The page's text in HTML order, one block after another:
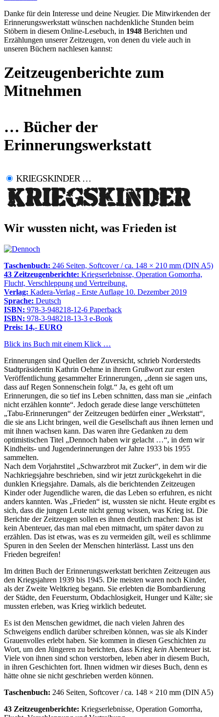
Danke für dein Interesse und deine Neugier. Die Mitwirkenden der
Erinnerungswerkstatt wünschen nachdenkliche Stunden beim
Stöbern in diesem Online-Lesebuch, in 1948 Berichten und
Erzählungen unserer Zeitzeugen, von denen du viele auch in
unseren Büchern nachlesen kannst:
Zeitzeugenberichte zum
Mitnehmen
… Bücher der
Erinnerungswerkstatt
KRIEGSKINDER …
Wir wussten nicht, was Frieden ist
Taschenbuch: 246 Seiten, Softcover / ca. 148 × 210 mm (DIN A5)
43 Zeitzeugenberichte: Kriegserlebnisse, Operation Gomorrha,
Flucht, Verschleppung und Vertreibung.
Verlag: Kadera-Verlag - Erste Auflage 10. Dezember 2019
Sprache: Deutsch
ISBN: 978-3-948218-12-6 Paperback
ISBN: 978-3-948218-13-3 e-Book
Preis: 14,- EURO
Blick ins Buch mit einem Klick …
Erinnerungen sind Quellen der Zuversicht, schrieb Norderstedts
Stadtpräsidentin Kathrin Oehme in ihrem Grußwort zur ersten
Veröffentlichung gesammelter Erinnerungen,
denn sie sagen uns,
dass auf Regen Sonnenschein folgt.
Ja, es geht oft um
Erinnerungen, die so tief ins Leben schnitten, dass man sie
einfach
nicht erzählen konnte . Jedoch gerade diese lange verschütteten
Tabu-Erinnerungen
der Zeitzeugen bedürfen einer Werkstatt ,
die sie ans Licht bringen, weil die Gesellschaft aus ihnen lernen und
mit ihnen wachsen kann. Das waren ihre Gedanken zu dem
optimistischen Titel
Dennoch haben wir gelacht … , in dem wir
Kindheits- und Jugenderinnerungen der Jahre 1933 bis 1955
sammelten.
Nach dem Vorjahrstitel
Schwarzbrot mit Zucker , in dem wir die
Nachkriegsjahre beschrieben, sind wir jetzt zurückgekehrt in die
dunklen Kriegsjahre. Damals, als die berichtenden Zeitzeugen
Kinder oder Jugendliche waren, die das Leben so erfuhren, es nicht
anders kannten. Was
Frieden
ist, wussten sie nicht. Heute ergibt es
sich, dass die jungen Leute nicht genug wissen, was Krieg ist. Die
Berichte der Zeitzeugen sollen es ihnen deutlich machen: Das ist
kein Abenteuer, das man mal eben mitmacht, um später davon zu
erzählen. Das ist etwas, was es zu vermeiden gilt, weil es schlimme
Spuren in den Seelen der Menschen hinterlässt. Lasst uns den
Frieden begreifen!
Im dritten Buch der Erinnerungswerkstatt berichten Zeitzeugen aus
den Kriegsjahren 1939 bis 1945. Die meisten waren noch Kinder,
als der Zweite Weltkrieg begann. Sie erlebten die Bombardierung
der Städte, den Feuersturm, Obdachlosigkeit, Hunger und Kälte; sie
mussten erleben, was Krieg wirklich bedeutet.
Es ist den Menschen gewidmet, die nach vielen Jahren des
Schweigens endlich darüber schreiben können, was sie als Kinder
Grauenvolles erlebt haben. Sie kommen in diesen Geschichten zu
Wort, um den Jüngeren zu berichten, dass Krieg kein Abenteuer ist.
Viele von ihnen sind schon verstorben, leben aber in diesem Buch,
in ihren Geschichten fort. Ihnen widmen wir dieses Buch, denn es
hätte ohne sie nicht geschrieben werden können.
Taschenbuch: 246 Seiten, Softcover / ca. 148 × 210 mm (DIN A5)
43 Zeitzeugenberichte: Kriegserlebnisse, Operation Gomorrha,